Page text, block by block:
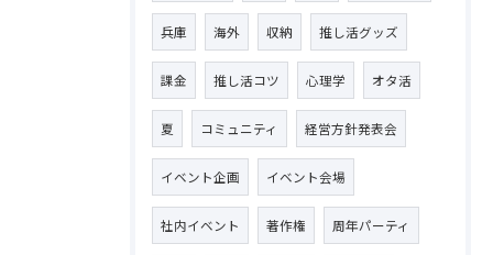
兵庫 海外 収納 推し活グッズ
課金 推し活コツ 心理学 オタ活
夏 コミュニティ 経営方針発表会
イベント企画 イベント会場
社内イベント 著作権 周年パーティ